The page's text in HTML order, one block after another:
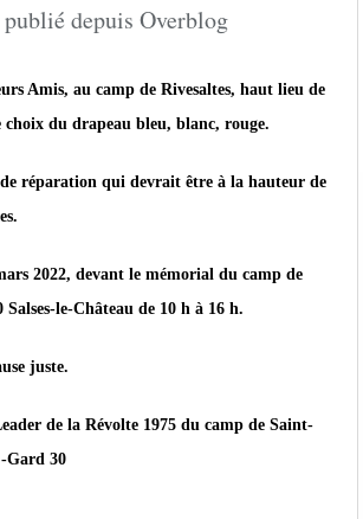
depuis Overblog
Amis, au camp de Rivesaltes, haut lieu de
du drapeau bleu, blanc, rouge.
réparation qui devrait être à la hauteur de
2022, devant le mémorial du camp de
le-Château de 10 h à 16 h.
juste.
de la Révolte 1975 du camp de Saint-
Gard 30